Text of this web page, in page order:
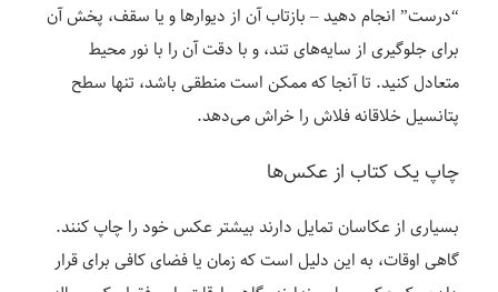
“درست” انجام دهید – بازتاب آن از دیوارها و یا سقف، پخش آن
برای جلوگیری از سایه‌های تند، و با دقت آن را با نور محیط
متعادل کنید. تا آنجا که ممکن است منطقی باشد، تنها سطح
پتانسیل خلاقانه فلاش را خراش می‌دهد.
چاپ یک کتاب از عکس‌ها
بسیاری از عکاسان تمایل دارند بیشتر عکس خود را چاپ کنند.
گاهی اوقات، به این دلیل است که زمان یا فضای کافی برای قرار